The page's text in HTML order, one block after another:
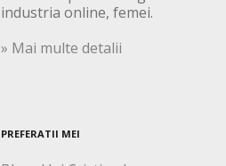
industria online, femei.
» Mai multe detalii
PREFERATII MEI